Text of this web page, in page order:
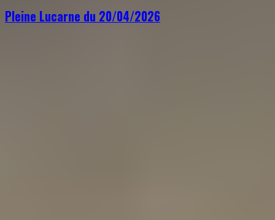
Pleine Lucarne du 20/04/2026